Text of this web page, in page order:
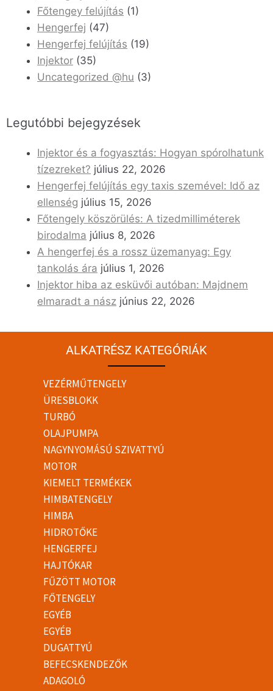
Főtengey felújítás (1)
Hengerfej (47)
Hengerfej felújítás (19)
Injektor (35)
Uncategorized @hu (3)
Legutóbbi bejegyzések
Injektor és a fogyasztás: Hogyan spórolhatunk
tízezreket? július 22, 2026
Hengerfej felújítás egy taxis szemével: Idő az
ellenség július 15, 2026
Főtengely köszörülés: A tizedmilliméterek
birodalma július 8, 2026
A hengerfej és a rossz üzemanyag: Egy
tankolás ára július 1, 2026
Injektor hiba az esküvői autóban: Majdnem
elmaradt a nász június 22, 2026
ALKATRÉSZ KATEGÓRIÁK
VEZÉRMŰTENGELY
ÜRESBLOKK
TURBÓ
OLAJPUMPA
NAGYNYOMÁSÚ SZIVATTYÚ
MOTOR
KIEMELT TERMÉKEK
HIMBATENGELY
HIMBA
HIDROTŐKE
HENGERFEJ
HAJTÓKAR
FŰZÖTT MOTOR
FŐTENGELY
EGYÉB
EGYÉB
DUGATTYÚ
BEFECSKENDEZŐK
ADAGOLÓ